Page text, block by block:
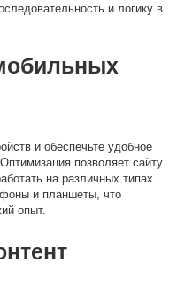
и логику в
и обеспечьте удобное
позволяет сайту
на различных типах
и планшеты, что
опыт.